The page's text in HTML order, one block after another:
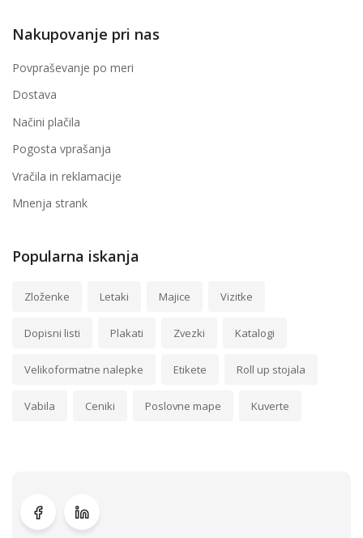
Nakupovanje pri nas
Povpraševanje po meri
Dostava
Načini plačila
Pogosta vprašanja
Vračila in reklamacije
Mnenja strank
Popularna iskanja
Zloženke Letaki Majice Vizitke
Dopisni listi Plakati Zvezki Katalogi
Velikoformatne nalepke Etikete Roll up stojala
Vabila Ceniki Poslovne mape Kuverte